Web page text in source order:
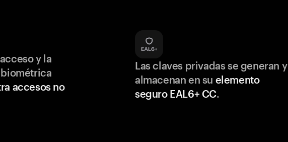
y la
accesos no
Las claves privadas se generan y
almacenan en su elemento
seguro EAL6+ CC.